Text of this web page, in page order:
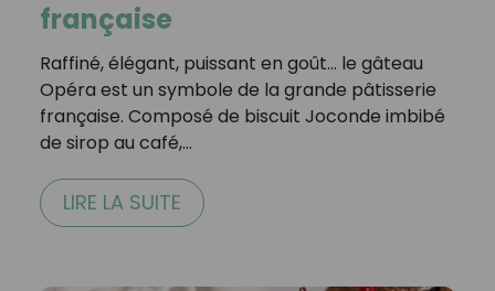
française
Raffiné, élégant, puissant en goût… le gâteau
Opéra est un symbole de la grande pâtisserie
française. Composé de biscuit Joconde imbibé
de sirop au café,…
LIRE LA SUITE